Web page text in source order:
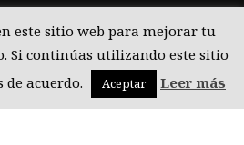
este sitio web para mejorar tu
Si continúas utilizando este sitio
de acuerdo.
Aceptar Leer más